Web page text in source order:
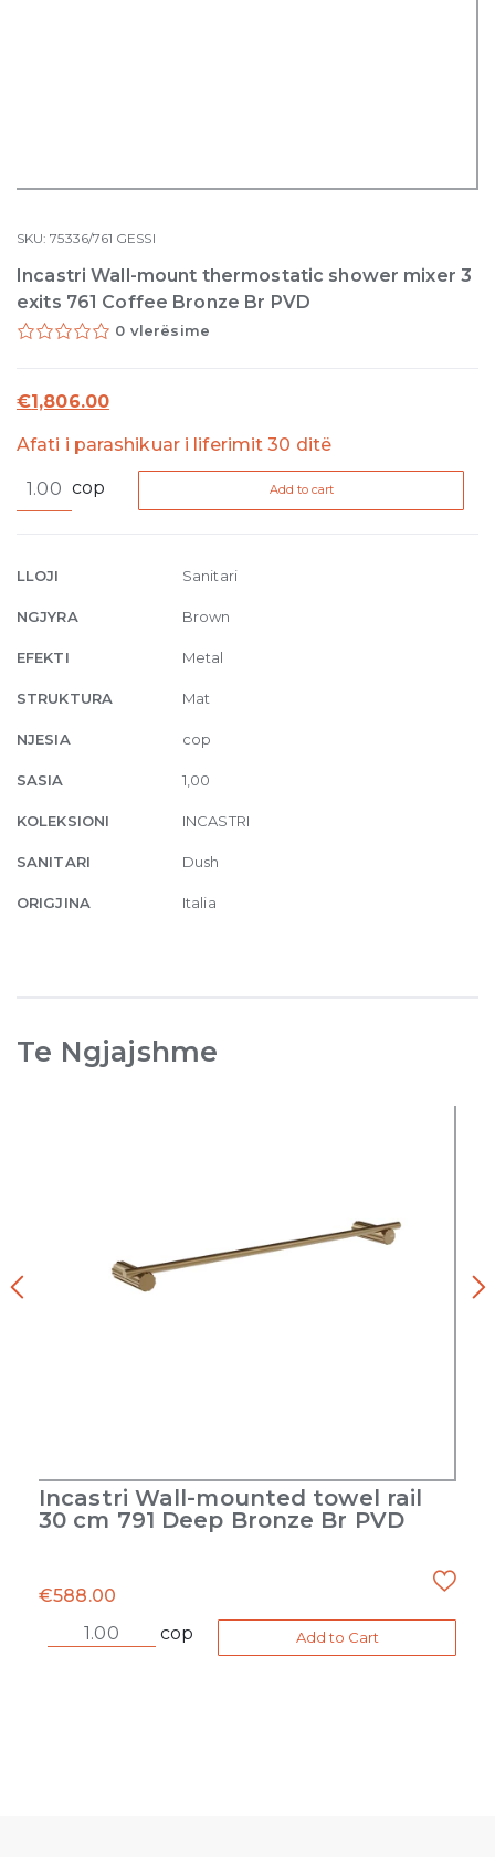
SKU:75336/761 GESSI
Incastri Wall-mount thermostatic shower mixer 3
exits 761 Coffee Bronze Br PVD
0 vlerësime
€1,806.00
Afati i parashikuar i liferimit 30 ditë
Wall-
shower
3
exits
Coffee
Bronze
PVD
quantity
cop Add to cart
LLOJI Sanitari
NGJYRA Brown
EFEKTI Metal
STRUKTURA Mat
NJESIA cop
SASIA 1,00
KOLEKSIONI INCASTRI
SANITARI Dush
ORIGJINA Italia
Te Ngjajshme
Incastri Wall-mounted towel rail
30 cm 791 Deep Bronze Br PVD
€588.00
cop
Add to Cart